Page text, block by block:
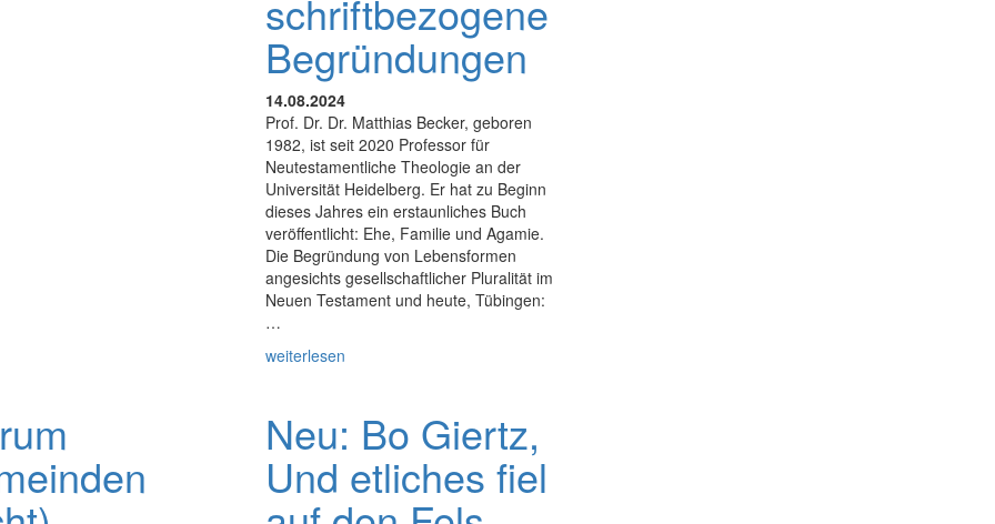
schriftbezogene
Begründungen
14.08.2024
Prof. Dr. Dr. Matthias Becker, geboren
1982, ist seit 2020 Professor für
Neutestamentliche Theologie an der
Universität Heidelberg. Er hat zu Beginn
dieses Jahres ein erstaunliches Buch
veröffentlicht: Ehe, Familie und Agamie.
Die Begründung von Lebensformen
angesichts gesellschaftlicher Pluralität im
Neuen Testament und heute, Tübingen:
…
weiterlesen
Neu: Bo Giertz,
Und etliches fiel